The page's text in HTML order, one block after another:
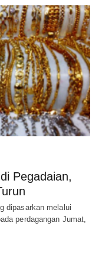
Pegadaian,
dipasarkan melalui
perdagangan Jumat,